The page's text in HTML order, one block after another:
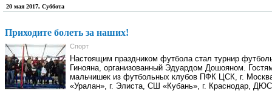
20 мая 2017, Суббота
Приходите болеть за наших!
Спорт
Настоящим праздником футбола стал турнир
Гинояна, организованный Эдуардом Дошояном.
мальчишек из футбольных клубов ПФК ЦСК, г.
«Уралан», г. Элиста, СШ «Кубань», г. Краснодар,